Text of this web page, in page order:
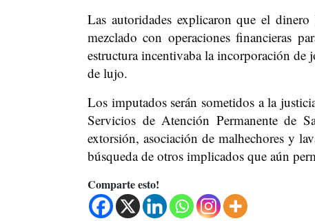
Las autoridades explicaron que el
mezclado con operaciones financieras
estructura incentivaba la incorporación
de lujo.
Los imputados serán sometidos a la
Servicios de Atención Permanente de
extorsión, asociación de malhechores y
búsqueda de otros implicados que aún
Comparte esto!